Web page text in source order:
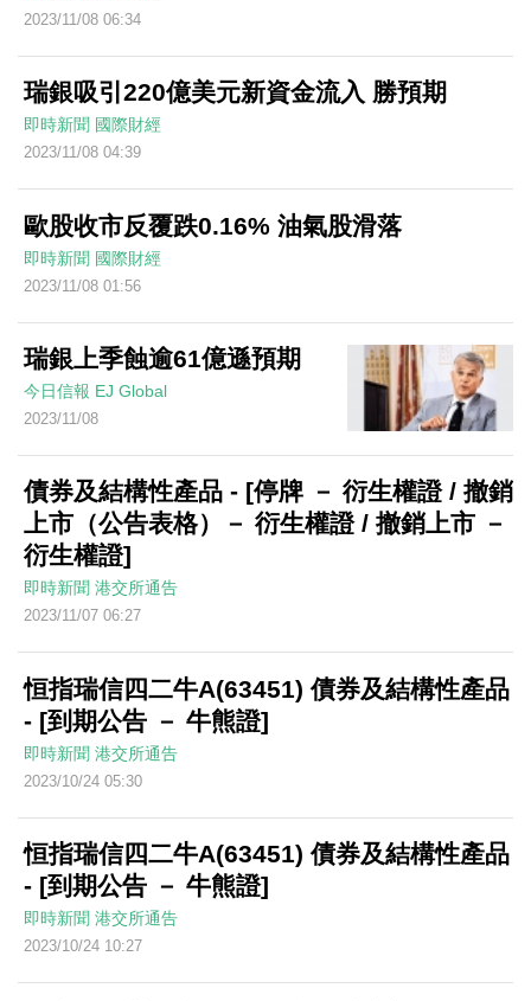
2023/11/08 06:34
瑞銀吸引220億美元新資金流入 勝預期
即時新聞 國際財經
2023/11/08 04:39
歐股收市反覆跌0.16% 油氣股滑落
即時新聞 國際財經
2023/11/08 01:56
瑞銀上季蝕逾61億遜預期
今日信報 EJ Global
2023/11/08
債券及結構性產品 - [停牌 － 衍生權證 / 撤銷
上市（公告表格）－ 衍生權證 / 撤銷上市 －
衍生權證]
即時新聞 港交所通告
2023/11/07 06:27
恒指瑞信四二牛A(63451) 債券及結構性產品
- [到期公告 － 牛熊證]
即時新聞 港交所通告
2023/10/24 05:30
恒指瑞信四二牛A(63451) 債券及結構性產品
- [到期公告 － 牛熊證]
即時新聞 港交所通告
2023/10/24 10:27